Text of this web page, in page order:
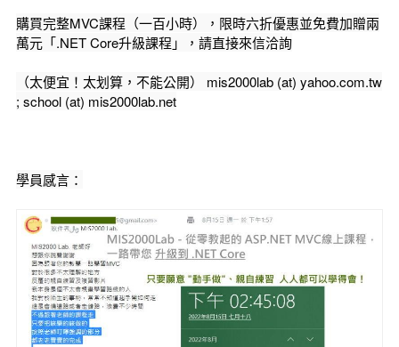
購買完整MVC課程（一百小時），限時六折優惠並免費加贈兩
萬元「.NET Core升級課程」，請直接來信洽詢
（太便宜！太划算，不能公開） mis2000lab (at) yahoo.com.tw
; school (at) mis2000lab.net
學員感言：